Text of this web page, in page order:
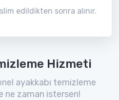
edildikten sonra alınır.
Hizmeti
ayakkabı temizleme
ne zaman istersen!